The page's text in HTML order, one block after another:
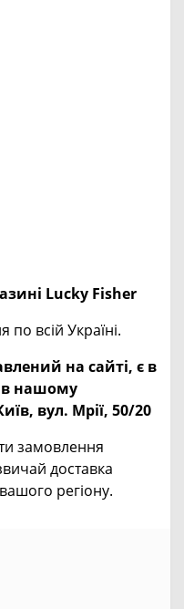
Lucky Fisher
всій Україні.
на сайті, є в
в нашому
вул. Мрії, 50/20
замовлення
доставка
регіону.